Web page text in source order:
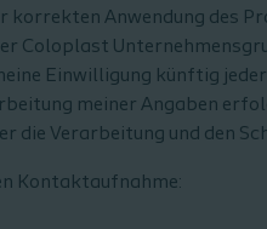
korrekten Anwendung des
Coloplast
Einwilligung künftig
meiner Angaben
die Verarbeitung und den
Kontaktaufnahme: